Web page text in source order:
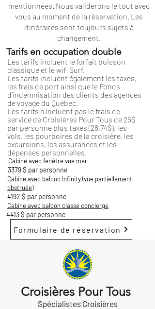
mentionnées. Nous validerons le tout avec
vous au moment de la réservation. Les
itinéraires sont toujours sujets à
changement.
Tarifs en occupation double
Les tarifs incluent le forfait boisson
classique et le wifi Surf.
Les tarifs incluent également les taxes,
les frais de port ainsi que le Fonds
d'indemnisation des clients des agences
de voyage du Québec.
Les tarifs n'incluent pas le frais de
service de Croisières Pour Tous de 25$
par personne plus taxes (28,74$), les
vols, les pourboires de la croisière, les
excursions, les assurances et les
dépenses personnelles.
Cabine avec fenêtre vue mer
3379 $ par personne
Cabine avec balcon Infinity (vue partiellement
obstruée)
4192 $ par personne
Cabine avec balcon classe concierge
4413 $ par personne
Formulaire de réservation
Croisières Pour Tous
Spécialistes Croisières